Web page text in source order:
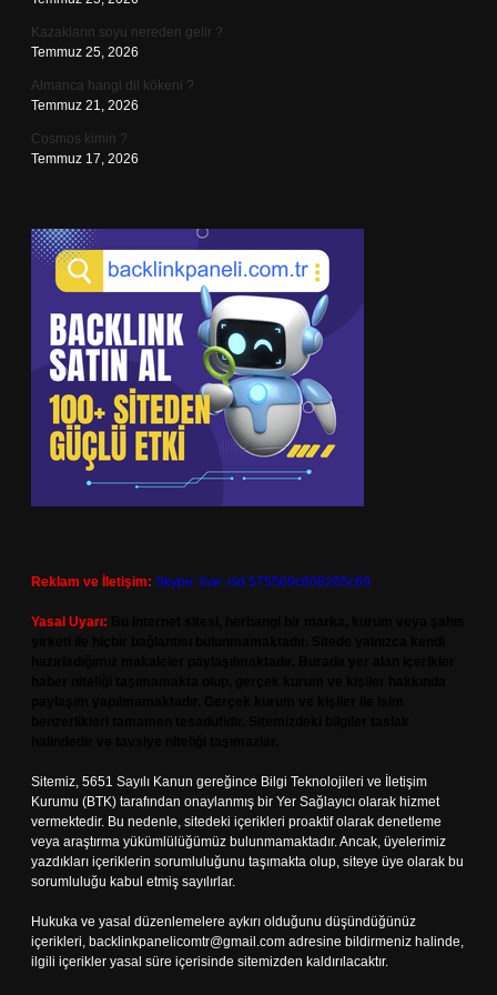
Kazakların soyu nereden gelir ?
Temmuz 25, 2026
Almanca hangi dil kökeni ?
Temmuz 21, 2026
Cosmos kimin ?
Temmuz 17, 2026
Reklam ve İletişim: Skype: live:.cid.575569c608265c69
Yasal Uyarı:
Sitemiz, 5651 Sayılı Kanun gereğince Bilgi Teknolojileri ve İletişim
Kurumu (BTK) tarafından onaylanmış bir Yer Sağlayıcı olarak hizmet
vermektedir. Bu nedenle, sitedeki içerikleri proaktif olarak denetleme
veya araştırma yükümlülüğümüz bulunmamaktadır. Ancak, üyelerimiz
yazdıkları içeriklerin sorumluluğunu taşımakta olup, siteye üye olarak bu
sorumluluğu kabul etmiş sayılırlar.
Hukuka ve yasal düzenlemelere aykırı olduğunu düşündüğünüz
içerikleri, backlinkpanelicomtr@gmail.com adresine bildirmeniz halinde,
ilgili içerikler yasal süre içerisinde sitemizden kaldırılacaktır.